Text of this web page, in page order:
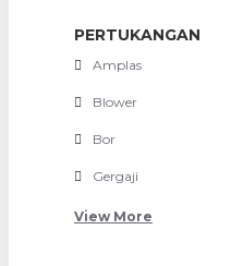
PERTUKANGAN
Amplas
Blower
Bor
Gergaji
View More